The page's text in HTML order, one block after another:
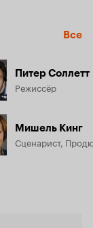
Все
Питер Соллетт
Режиссёр
Мишель Кинг
Сценарист,